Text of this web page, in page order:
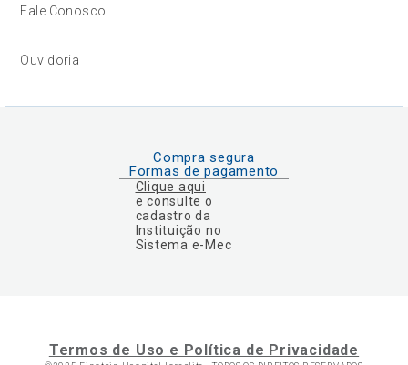
Fale Conosco
Ouvidoria
Compra segura
Formas de pagamento
Clique aqui
e consulte o
cadastro da
Instituição no
Sistema e-Mec
Termos de Uso e Política de Privacidade